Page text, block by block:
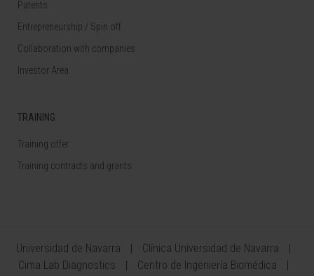
Patents
Entrepreneurship / Spin off
Collaboration with companies
Investor Area
TRAINING
Training offer
Training contracts and grants
Universidad de Navarra
Clínica Universidad de Navarra
Cima Lab Diagnostics
Centro de Ingeniería Biomédica